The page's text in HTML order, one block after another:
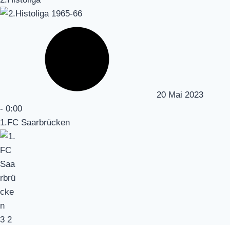
20 Mai 2023
- 0:00
1.FC Saarbrücken
3 2